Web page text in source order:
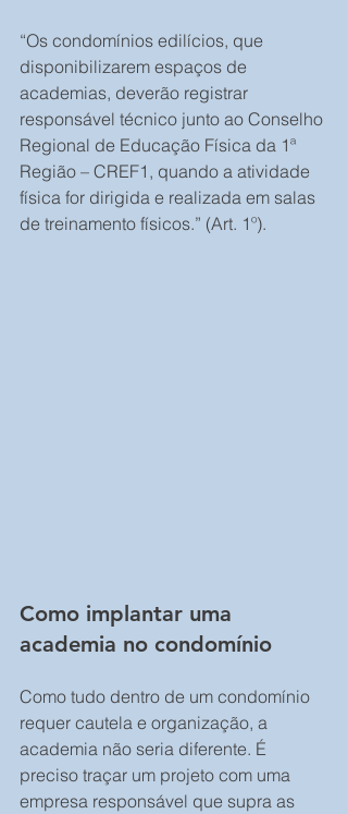
“Os condomínios edilícios, que
disponibilizarem espaços de
academias, deverão registrar
responsável técnico junto ao Conselho
Regional de Educação Física da 1ª
Região – CREF1, quando a atividade
física for dirigida e realizada em salas
de treinamento físicos.” (Art. 1º).
Como implantar uma
academia no condomínio
Como tudo dentro de um condomínio
requer cautela e organização, a
academia não seria diferente. É
preciso traçar um projeto com uma
empresa responsável que supra as